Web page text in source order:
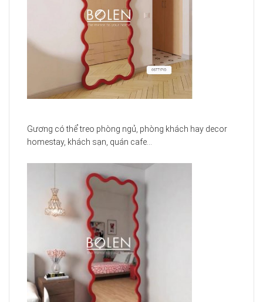
Gương có thể treo phòng ngủ, phòng khách hay decor
homestay, khách sạn, quán cafe…